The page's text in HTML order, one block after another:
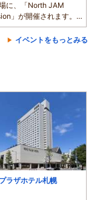
に、「North JAM
」が開催されます。開
自然の中...
イベントをもっとみる
ラザホテル札幌